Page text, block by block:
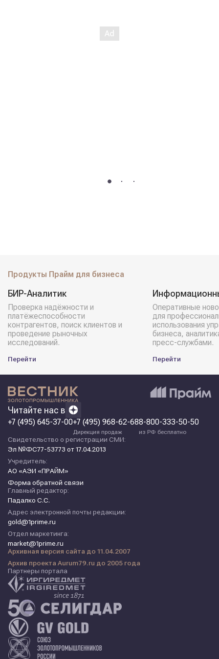
Продукты Прайм для бизнеса
БИР-Аналитик
Проверка надёжности и
платёжеспособности
контрагентов, поиск клиентов и
проведение рыночных
исследований.
Перейти
Оперативные
для
использования
бизнеса,
пресс-службами.
Перейти
Читайте нас в
+7 (495) 645-37-00+7 (495) 968-62-68
Дирекция продаж
8-800-333-50-50
из РФ бесплатно
Свидетельство о регистрации СМИ:
Эл №ФС77-53773 от 17.04.2013
Учредитель:
АО «АЭИ «ПРАЙМ»
Форма обратной связи
Главный редактор:
Падалко С.С.
Адрес электронной почты редакции:
gold@1prime.ru
Отдел маркетинга:
market@1prime.ru
Архивная версия сайта до 11.04.2007
Архив проекта Aurum79.ru до 2005 года
Партнеры портала